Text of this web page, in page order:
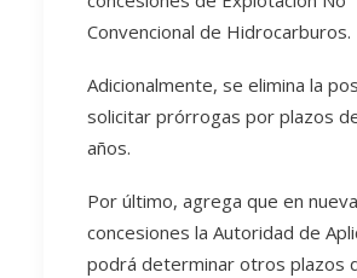
Convencional de Hidrocarburos.
Adicionalmente, se elimina la
solicitar prórrogas por plazos
años.
Por último, agrega que en
concesiones la Autoridad de
podrá determinar otros plazos